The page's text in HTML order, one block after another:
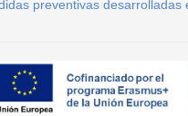
preventivas